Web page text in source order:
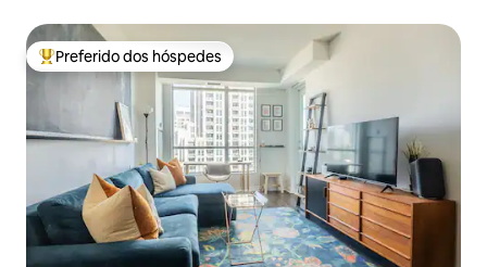
Entre os melhores preferidos dos hóspedes
Preferido dos hóspedes